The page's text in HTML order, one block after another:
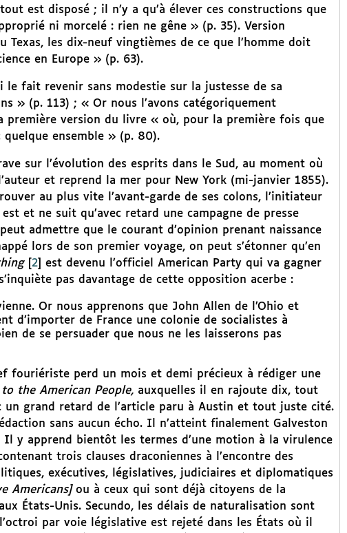
est disposé ; il n’y a qu’à élever ces constructions que
ni morcelé : rien ne gêne » (p. 35). Version
les dix-neuf vingtièmes de ce que l’homme doit
en Europe » (p. 63).
le fait revenir sans modestie sur la justesse de sa
» (p. 113) ; « Or nous l’avons catégoriquement
première version du livre « où, pour la première fois que
quelque ensemble » (p. 80).
sur l’évolution des esprits dans le Sud, au moment où
et reprend la mer pour New York (mi-janvier 1855).
au plus vite l’avant-garde de ses colons, l’initiateur
et ne suit qu’avec retard une campagne de presse
admettre que le courant d’opinion prenant naissance
lors de son premier voyage, on peut s’étonner qu’en
[ 2]
est devenu l’officiel American Party qui va gagner
pas davantage de cette opposition acerbe :
Or nous apprenons que John Allen de l’Ohio et
d’importer de France une colonie de socialistes à
de se persuader que nous ne les laisserons pas
fouriériste perd un mois et demi précieux à rédiger une
the American People,auxquelles il en rajoute dix, tout
un grand retard de l’article paru à Austin et tout juste cité.
sans aucun écho. Il n’atteint finalement Galveston
y apprend bientôt les termes d’une motion à la virulence
trois clauses draconiennes à l’encontre des
exécutives, législatives, judiciaires et diplomatiques
Americans]ou à ceux qui sont déjà citoyens de la
États-Unis. Secundo, les délais de naturalisation sont
par voie législative est rejeté dans les États où il